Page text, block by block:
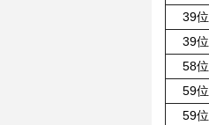
39位
39位
58位
59位
59位